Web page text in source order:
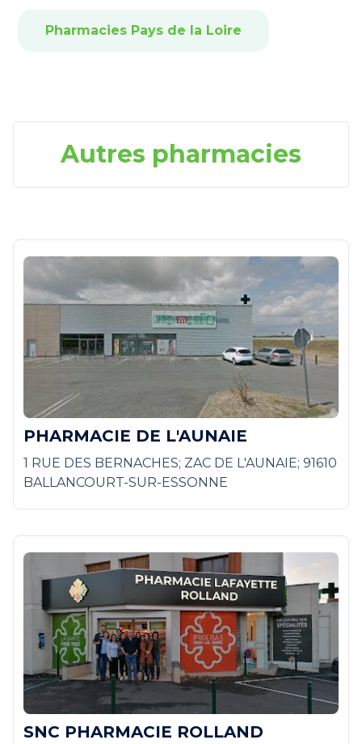
Pharmacies Pays de la Loire
Autres pharmacies
PHARMACIE DE L'AUNAIE
1 RUE DES BERNACHES; ZAC DE L'AUNAIE; 91610
BALLANCOURT-SUR-ESSONNE
SNC PHARMACIE ROLLAND